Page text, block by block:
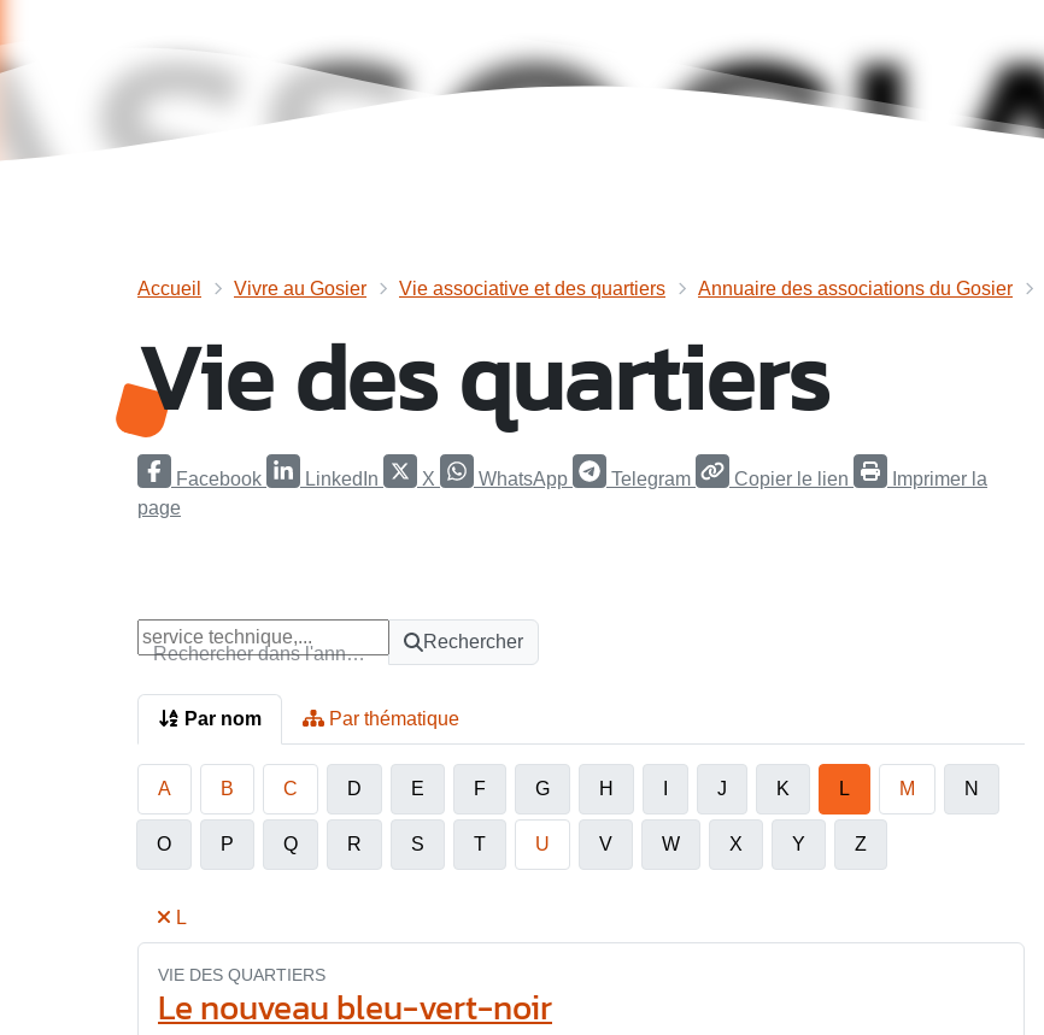
Accueil Vivre au Gosier Vie associative et des quartiers Annuaire des associations du Gosier
Vie des quartiers
Facebook LinkedIn X WhatsApp Telegram Copier le lien
Imprimer la
page
Rechercher dans l'annuaire
Rechercher
Par nom Par thématique
A B C D E F G H J K L M N
O P Q R S T U V W X Y Z
L
VIE DES QUARTIERS
Le nouveau bleu-vert-noir